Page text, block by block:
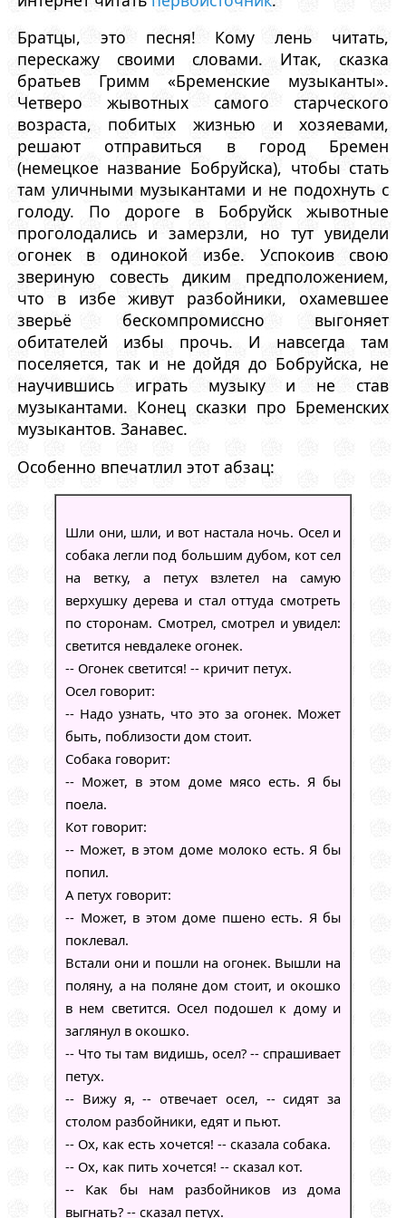
Братцы, это песня! Кому лень читать,
перескажу своими словами. Итак, сказка
братьев Гримм «Бременские музыканты».
Четверо жывотных самого старческого
возраста, побитых жизнью и хозяевами,
решают отправиться в город Бремен
(немецкое название Бобруйска), чтобы стать
там уличными музыкантами и не подохнуть с
голоду. По дороге в Бобруйск жывотные
проголодались и замерзли, но тут увидели
огонек в одинокой избе. Успокоив свою
звериную совесть диким предположением,
что в избе живут разбойники, охамевшее
зверьё бескомпромиссно выгоняет
обитателей избы прочь. И навсегда там
поселяется, так и не дойдя до Бобруйска, не
научившись играть музыку и не став
музыкантами. Конец сказки про Бременских
музыкантов. Занавес.
Особенно впечатлил этот абзац:
Шли они, шли, и вот настала ночь. Осел и
собака легли под большим дубом, кот сел
на ветку, а петух взлетел на самую
верхушку дерева и стал оттуда смотреть
по сторонам. Смотрел, смотрел и увидел:
светится невдалеке огонек.
-- Огонек светится! -- кричит петух.
Осел говорит:
-- Надо узнать, что это за огонек. Может
быть, поблизости дом стоит.
Собака говорит:
-- Может, в этом доме мясо есть. Я бы
поела.
Кот говорит:
-- Может, в этом доме молоко есть. Я бы
попил.
А петух говорит:
-- Может, в этом доме пшено есть. Я бы
поклевал.
Встали они и пошли на огонек. Вышли на
поляну, а на поляне дом стоит, и окошко
в нем светится. Осел подошел к дому и
заглянул в окошко.
-- Что ты там видишь, осел? -- спрашивает
петух.
-- Вижу я, -- отвечает осел, -- сидят за
столом разбойники, едят и пьют.
-- Ох, как есть хочется! -- сказала собака.
-- Ох, как пить хочется! -- сказал кот.
-- Как бы нам разбойников из дома
выгнать? -- сказал петух.